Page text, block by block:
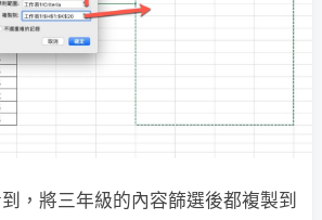
，將三年級的內容篩選後都複製到